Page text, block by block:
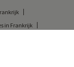
in Frankrijk